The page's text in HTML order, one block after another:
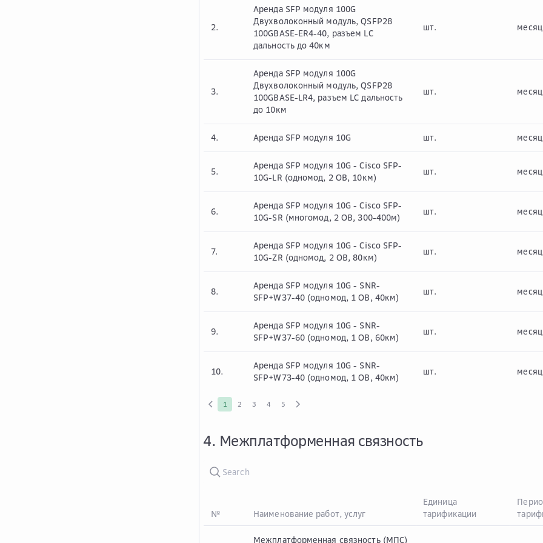
2.
Аренда SFP модуля 100G
Двухволоконный модуль, QSFP28
100GBASE-ER4-40, разъем LC
дальность до 40км
шт. месяц
3.
Аренда SFP модуля 100G
Двухволоконный модуль, QSFP28
100GBASE-LR4, разъем LC дальность
до 10км
шт. месяц
4. Аренда SFP модуля 10G шт. месяц
5.
Аренда SFP модуля 10G - Cisco SFP-
10G-LR (одномод, 2 ОВ, 10км)
шт. месяц
6.
Аренда SFP модуля 10G - Cisco SFP-
10G-SR (многомод, 2 ОВ, 300-400м)
шт. месяц
7.
Аренда SFP модуля 10G - Cisco SFP-
10G-ZR (одномод, 2 ОВ, 80км)
шт. месяц
8.
Аренда SFP модуля 10G - SNR-
SFP+W37-40 (одномод, 1 ОВ, 40км)
шт. месяц
9.
Аренда SFP модуля 10G - SNR-
SFP+W37-60 (одномод, 1 ОВ, 60км)
шт. месяц
10.
Аренда SFP модуля 10G - SNR-
SFP+W73-40 (одномод, 1 ОВ, 40км)
шт. месяц
1 2 3 4 5
4. Межплатформенная связность
№ Наименование работ, услуг
Единица
тарификации
Межплатформенная связность (МПС)